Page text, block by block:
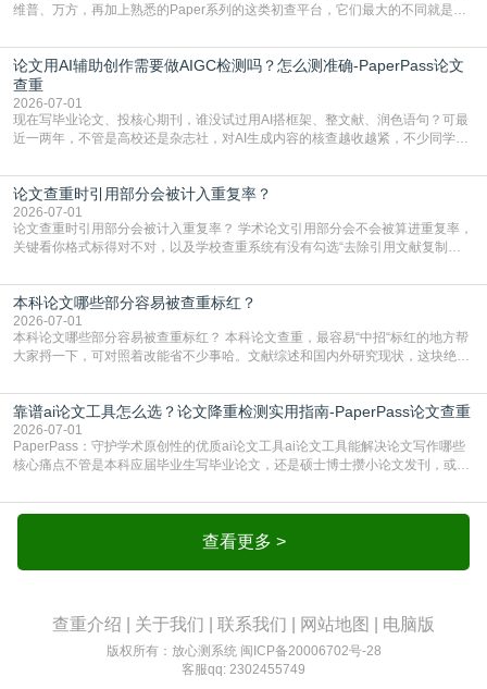
维普、万方，再加上熟悉的Paper系列的这类初查平台，它们最大的不同就是数
查数值误导。知网（CNKI）是学校定稿检测的绝对主流。本科用PMLC，含大学
生联合比对库，能比历届学长论文，硕博用VIP/TMLC，含学术论文联合比对
库，期刊投稿用AMLMC/SML
论文用AI辅助创作需要做AIGC检测吗？怎么测准确-PaperPass论文
查重
2026-07-01
现在写毕业论文、投核心期刊，谁没试过用AI搭框架、整文献、润色语句？可最
近一两年，不管是高校还是杂志社，对AI生成内容的核查越收越紧，不少同学投
真的太亏。提前做AIGC检测，已经成了很多过来人交稿前必做的一步。为什么
AIGC检测成了论文答辩投稿前的必备项？可能还有不少人觉得，我就用AI搭了个
框架，内容都是自己写的，至于做AIG
论文查重时引用部分会被计入重复率？
2026-07-01
论文查重时引用部分会被计入重复率？ 学术论文引用部分会不会被算进重复率，
关键看你格式标得对不对，以及学校查重系统有没有勾选“去除引用文献复制
独占一行，每条文献用[1][2]方括号编号、与正文一一对应，著录项符合GB/T
7714（作者、题名、刊名、年、卷期、页码齐全，标点用半角）；查重系统识别
成功后通常把这段标为引用，
本科论文哪些部分容易被查重标红？
2026-07-01
本科论文哪些部分容易被查重标红？ 本科论文查重，最容易“中招“标红的地方帮
大家捋一下，可对照着改能省不少事哈。文献综述和国内外研究现状，这块绝对
乎一模一样的话，你要是直接复制百度百科、教材或别人写好的综述段落，系统
一抓一个准，整段飘红。研究背景、意义和方法描述也是不可避免，比如“本文采
用问卷调查法““运用SPSS软件进行数据分
靠谱ai论文工具怎么选？论文降重检测实用指南-PaperPass论文查重
2026-07-01
PaperPass：守护学术原创性的优质ai论文工具ai论文工具能解决论文写作哪些
核心痛点不管是本科应届毕业生写毕业论文，还是硕士博士攒小论文发刊，或是
自己逐句读逐句改，熬好几个大夜不说，还经常改不到点上，交上去才发现重复
率超标，再返工太折腾。现在有了成熟的ai论文工具，这些痛点基本都能高效解
决。靠谱的ai论文工具，不止能帮你梳查看更多 >
查重介绍 关于我们 联系我们 网站地图 电脑版
版权所有：放心测系统 闽ICP备20006702号-28
客服qq: 2302455749